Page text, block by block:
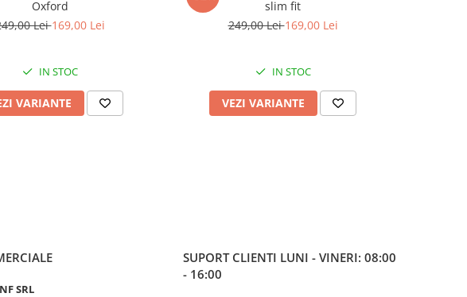
Oxford
Lei169,00 Lei
IN STOC
VARIANTE
slim fit
249,00 Lei169,00 Lei
IN STOC
VEZI VARIANTE
SRL
SUPORT CLIENTI LUNI - VINERI: 08:00
- 16:00